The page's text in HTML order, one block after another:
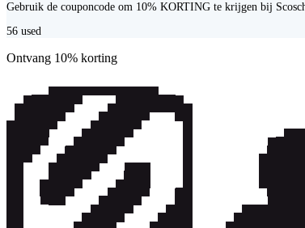
Gebruik de couponcode om 10% KORTING te krijgen bij
56 used
Ontvang 10% korting